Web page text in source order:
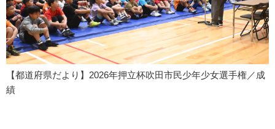
【都道府県だより】2026年押立杯吹田市民少年少女選手権／成
績